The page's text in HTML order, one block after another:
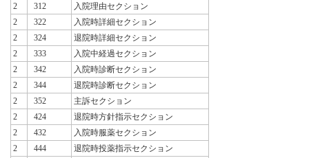
2
312
入院理由セクション
2
322
入院時詳細セクション
2
324
退院時詳細セクション
2
333
入院中経過セクション
2
342
入院時診断セクション
2
344
退院時診断セクション
2
352
主訴セクション
2
424
退院時方針指示セクション
2
432
入院時服薬セクション
2
444
退院時投薬指示セクション